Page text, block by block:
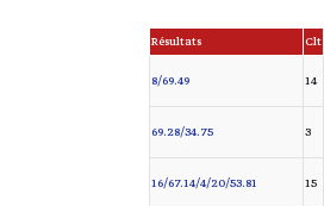
Clt
Résultats
14
8/69.49
3
69.28/34.75
15
16/67.14/4/20/53.81